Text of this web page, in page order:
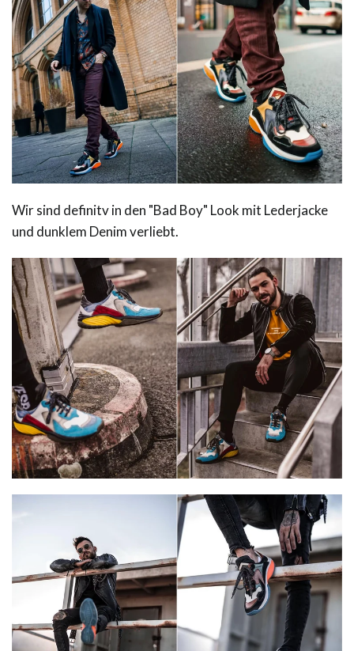
Wir sind definitv in den "Bad Boy" Look mit Lederjacke
und dunklem Denim verliebt.